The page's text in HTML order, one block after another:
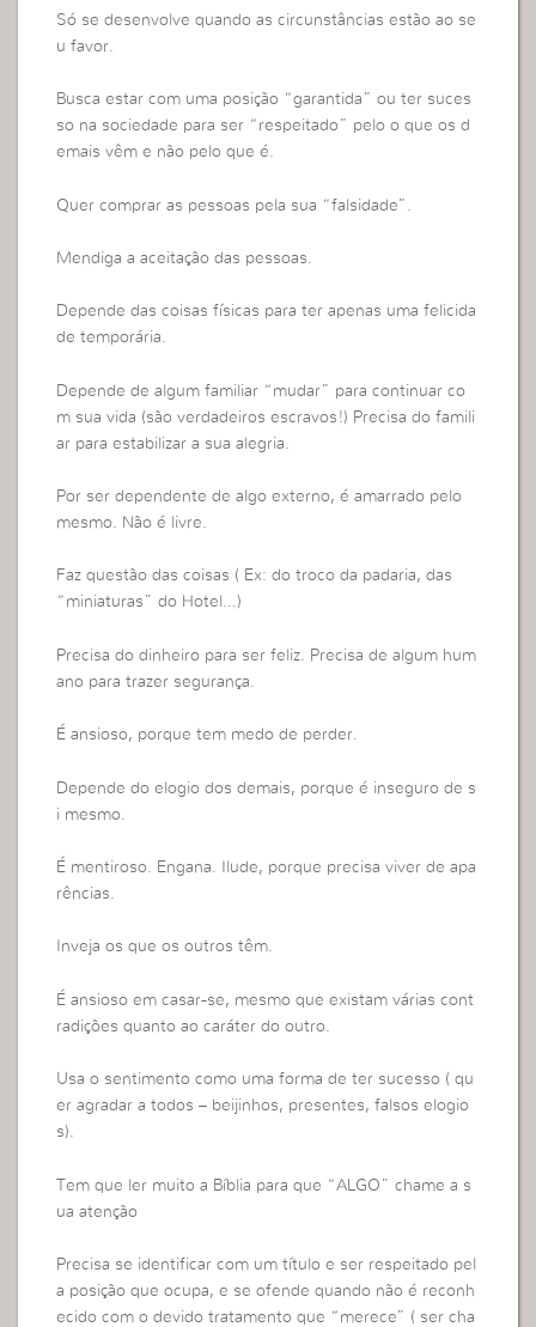
Só se desenvolve quando as circunstâncias estão ao se
u favor.
Busca estar com uma posição “garantida” ou ter suces
so na sociedade para ser “respeitado” pelo o que os d
emais vêm e não pelo que é.
Quer comprar as pessoas pela sua “falsidade”.
Mendiga a aceitação das pessoas.
Depende das coisas físicas para ter apenas uma felicida
de temporária.
Depende de algum familiar “mudar” para continuar co
m sua vida (são verdadeiros escravos!) Precisa do famili
ar para estabilizar a sua alegria.
Por ser dependente de algo externo, é amarrado pelo
mesmo. Não é livre.
Faz questão das coisas ( Ex: do troco da padaria, das
“miniaturas” do Hotel…)
Precisa do dinheiro para ser feliz. Precisa de algum hum
ano para trazer segurança.
É ansioso, porque tem medo de perder.
Depende do elogio dos demais, porque é inseguro de s
i mesmo.
É mentiroso. Engana. Ilude, porque precisa viver de apa
rências.
Inveja os que os outros têm.
É ansioso em casar-se, mesmo que existam várias cont
radições quanto ao caráter do outro.
Usa o sentimento como uma forma de ter sucesso ( qu
er agradar a todos – beijinhos, presentes, falsos elogio
s).
Tem que ler muito a Bíblia para que “ALGO” chame a s
ua atenção
Precisa se identificar com um título e ser respeitado pel
a posição que ocupa, e se ofende quando não é reconh
ecido com o devido tratamento que “merece” ( ser cha